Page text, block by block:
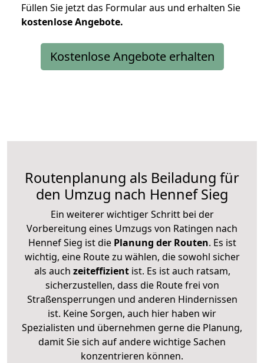
Füllen Sie jetzt das Formular aus und erhalten Sie
kostenloseAngebote.
Kostenlose Angebote erhalten
Routenplanung als Beiladung für
den Umzug nach Hennef Sieg
Ein weiterer wichtiger Schritt bei der
Vorbereitung eines Umzugs von Ratingen nach
Hennef Sieg ist diePlanung der Routen. Es ist
wichtig, eine Route zu wählen, die sowohl sicher
als auch zeiteffizientist. Es ist auch ratsam,
sicherzustellen, dass die Route frei von
Straßensperrungen und anderen Hindernissen
ist. Keine Sorgen, auch hier haben wir
Spezialisten und übernehmen gerne die Planung,
damit Sie sich auf andere wichtige Sachen
konzentrieren können.